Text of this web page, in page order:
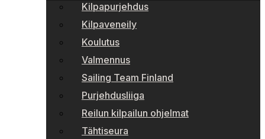
Kilpapurjehdus
Kilpaveneily
Koulutus
Valmennus
Sailing Team Finland
Purjehdusliiga
Reilun kilpailun ohjelmat
Tähtiseura